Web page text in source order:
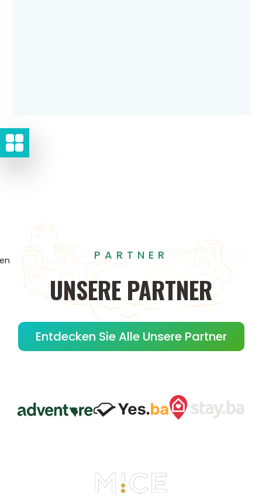
PARTNER
UNSERE PARTNER
Entdecken Sie Alle Unsere Partner